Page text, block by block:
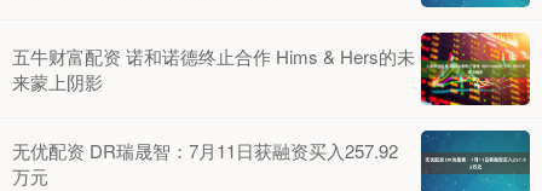
五牛财富配资 诺和诺德终止合作 Hims & Hers的未
来蒙上阴影
无优配资 DR瑞晟智：7月11日获融资买入257.92
万元